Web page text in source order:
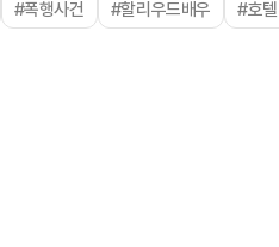
#폭행사건 #할리우드배우 #호